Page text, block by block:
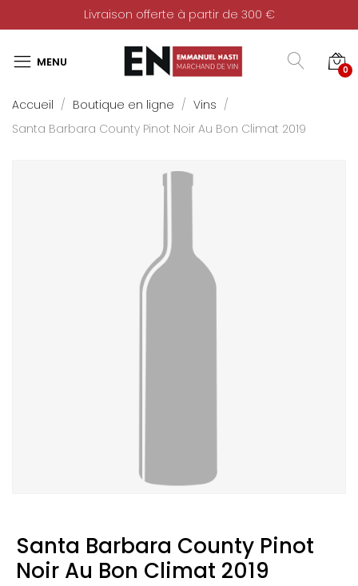
Livraison offerte à partir de 300 €
0
Accueil Boutique en ligne
Vins
Santa Barbara County Pinot Noir Au Bon Climat 2019
Santa Barbara County Pinot
Noir Au Bon Climat 2019